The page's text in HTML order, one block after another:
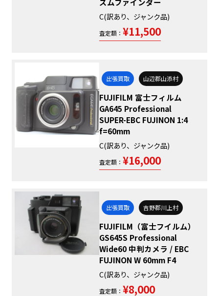
C(訳あり、ジャンク品)
査定額： ¥11,500
出張買取 山辺郡山添村
FUJIFILM 富士フィルム
GA645 Professional
SUPER-EBC FUJINON 1:4
f=60mm
C(訳あり、ジャンク品)
査定額： ¥16,000
出張買取 吉野郡川上村
FUJIFILM（富士フイルム）
GS645S Professional
Wide60 中判カメラ / EBC
FUJINON W 60mm F4
C(訳あり、ジャンク品)
査定額： ¥8,000